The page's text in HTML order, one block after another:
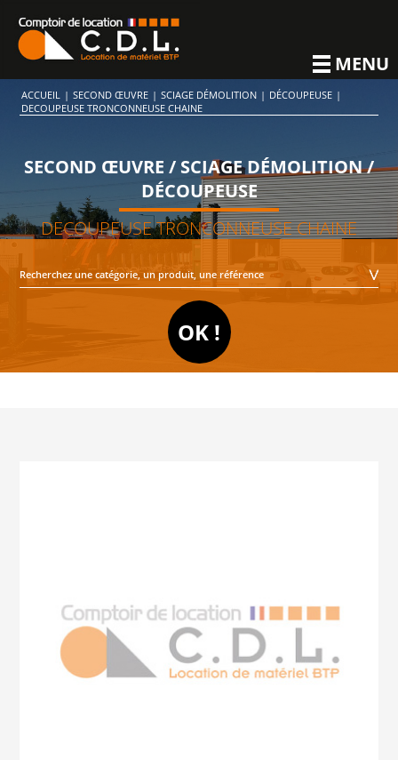
MENU
ACCUEIL | SECOND ŒUVRE | SCIAGE DÉMOLITION | DÉCOUPEUSE |
DECOUPEUSE TRONCONNEUSE CHAINE
SECOND ŒUVRE / SCIAGE DÉMOLITION /
DÉCOUPEUSE
DECOUPEUSE TRONCONNEUSE CHAINE